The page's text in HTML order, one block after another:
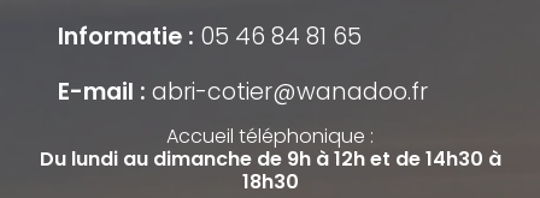
Informatie : 05 46 84 81 65
E-mail : abri-cotier@wanadoo.fr
Accueil téléphonique :
Du lundi au dimanche de 9h à 12h et de 14h30 à
18h30